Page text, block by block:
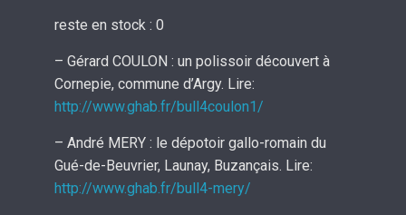
reste en stock : 0
– Gérard COULON : un polissoir découvert à
Cornepie, commune d’Argy. Lire:
http://www.ghab.fr/bull4coulon1/
– André MERY : le dépotoir gallo-romain du
Gué-de-Beuvrier, Launay, Buzançais. Lire:
http://www.ghab.fr/bull4-mery/